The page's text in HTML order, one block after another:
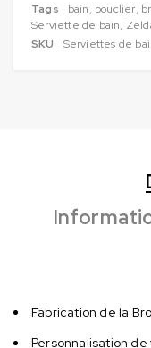
Tags bain, bouclier,
Serviette de bain,
SKU
Serviettes de
Fabrication de la
Personnalisation